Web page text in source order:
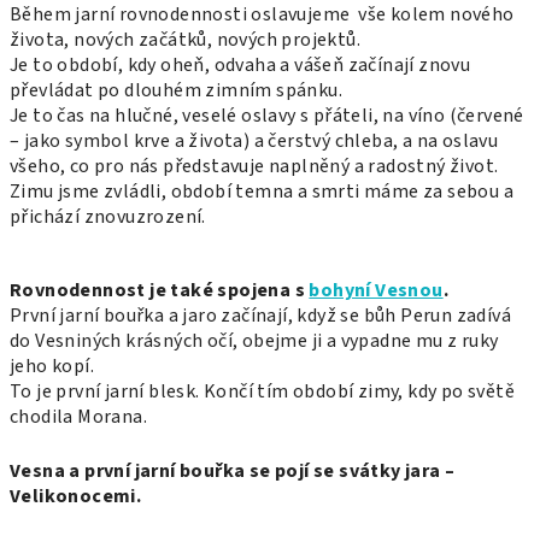
Během jarní rovnodennosti oslavujeme vše kolem nového
života, nových začátků, nových projektů.
Je to období, kdy oheň, odvaha a vášeň začínají znovu
převládat po dlouhém zimním spánku.
Je to čas na hlučné, veselé oslavy s přáteli, na víno (červené
– jako symbol krve a života) a čerstvý chleba, a na oslavu
všeho, co pro nás představuje naplněný a radostný život.
Zimu jsme zvládli, období temna a smrti máme za sebou a
přichází znovuzrození.
Rovnodennost je také spojena s bohyní Vesnou.
První jarní bouřka a jaro začínají, když se bůh Perun zadívá
do Vesniných krásných očí, obejme ji a vypadne mu z ruky
jeho kopí.
To je první jarní blesk. Končí tím období zimy, kdy po světě
chodila Morana.
Vesna a první jarní bouřka se pojí se svátky jara –
Velikonocemi.